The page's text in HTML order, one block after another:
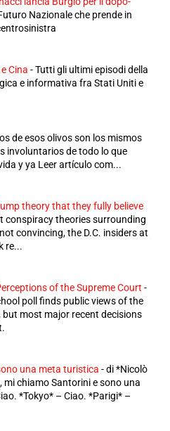
Nazionale che prende in
Cina -Tutti gli ultimi episodi della
e informativa fra Stati Uniti e
de esos olivos son los mismos
involuntarios de todo lo que
y ya Leer artículo com...
theory that they fully believe
conspiracy theories surrounding
convincing, the D.C. insiders at
re...
of the Supreme Court -
poll finds public views of the
most major recent decisions
una meta turistica -di *Nicolò
chiamo Santorini e sono una
*Tokyo* – Ciao. *Parigi* –